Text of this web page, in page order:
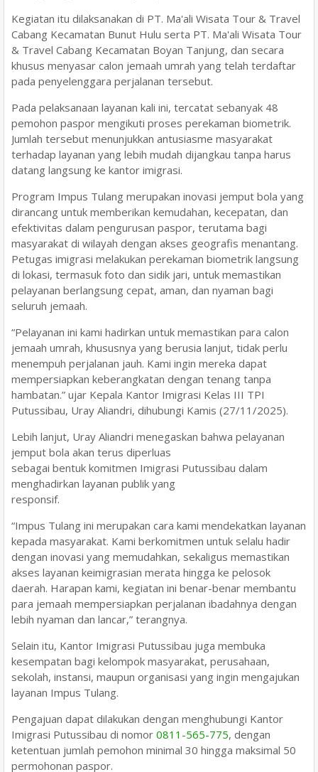
Kegiatan itu dilaksanakan di PT. Ma'ali Wisata Tour & Travel
Cabang Kecamatan Bunut Hulu serta PT. Ma'ali Wisata Tour
& Travel Cabang Kecamatan Boyan Tanjung, dan secara
khusus menyasar calon jemaah umrah yang telah terdaftar
pada penyelenggara perjalanan tersebut.
Pada pelaksanaan layanan kali ini, tercatat sebanyak 48
pemohon paspor mengikuti proses perekaman biometrik.
Jumlah tersebut menunjukkan antusiasme masyarakat
terhadap layanan yang lebih mudah dijangkau tanpa harus
datang langsung ke kantor imigrasi.
Program Impus Tulang merupakan inovasi jemput bola yang
dirancang untuk memberikan kemudahan, kecepatan, dan
efektivitas dalam pengurusan paspor, terutama bagi
masyarakat di wilayah dengan akses geografis menantang.
Petugas imigrasi melakukan perekaman biometrik langsung
di lokasi, termasuk foto dan sidik jari, untuk memastikan
pelayanan berlangsung cepat, aman, dan nyaman bagi
seluruh jemaah.
“Pelayanan ini kami hadirkan untuk memastikan para calon
jemaah umrah, khususnya yang berusia lanjut, tidak perlu
menempuh perjalanan jauh. Kami ingin mereka dapat
mempersiapkan keberangkatan dengan tenang tanpa
hambatan.” ujar Kepala Kantor Imigrasi Kelas III TPI
Putussibau, Uray Aliandri, dihubungi Kamis (27/11/2025).
Lebih lanjut, Uray Aliandri menegaskan bahwa pelayanan
jemput bola akan terus diperluas
sebagai bentuk komitmen Imigrasi Putussibau dalam
menghadirkan layanan publik yang
responsif.
“Impus Tulang ini merupakan cara kami mendekatkan layanan
kepada masyarakat. Kami berkomitmen untuk selalu hadir
dengan inovasi yang memudahkan, sekaligus memastikan
akses layanan keimigrasian merata hingga ke pelosok
daerah. Harapan kami, kegiatan ini benar-benar membantu
para jemaah mempersiapkan perjalanan ibadahnya dengan
lebih nyaman dan lancar,” terangnya.
Selain itu, Kantor Imigrasi Putussibau juga membuka
kesempatan bagi kelompok masyarakat, perusahaan,
sekolah, instansi, maupun organisasi yang ingin mengajukan
layanan Impus Tulang.
Pengajuan dapat dilakukan dengan menghubungi Kantor
Imigrasi Putussibau di nomor 0811-565-775, dengan
ketentuan jumlah pemohon minimal 30 hingga maksimal 50
permohonan paspor.